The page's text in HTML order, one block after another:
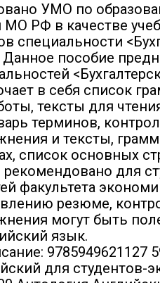
УМО по
МО РФ в качестве
специальности
Данное пособие
в себя список
тексты для
терминов,
и тексты,
список основных
для
факультета
резюме,
могут быть
язык.
9785949621127
для студентов-